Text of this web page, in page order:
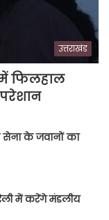
उत्तराखंड
में फिलहाल
सेना के जवानों का
में करेंगे मंडलीय